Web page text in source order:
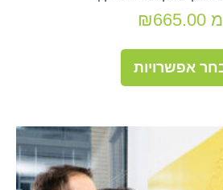
מ ₪665.00
אפשרויות
למוצר
סוגים.
לבחור